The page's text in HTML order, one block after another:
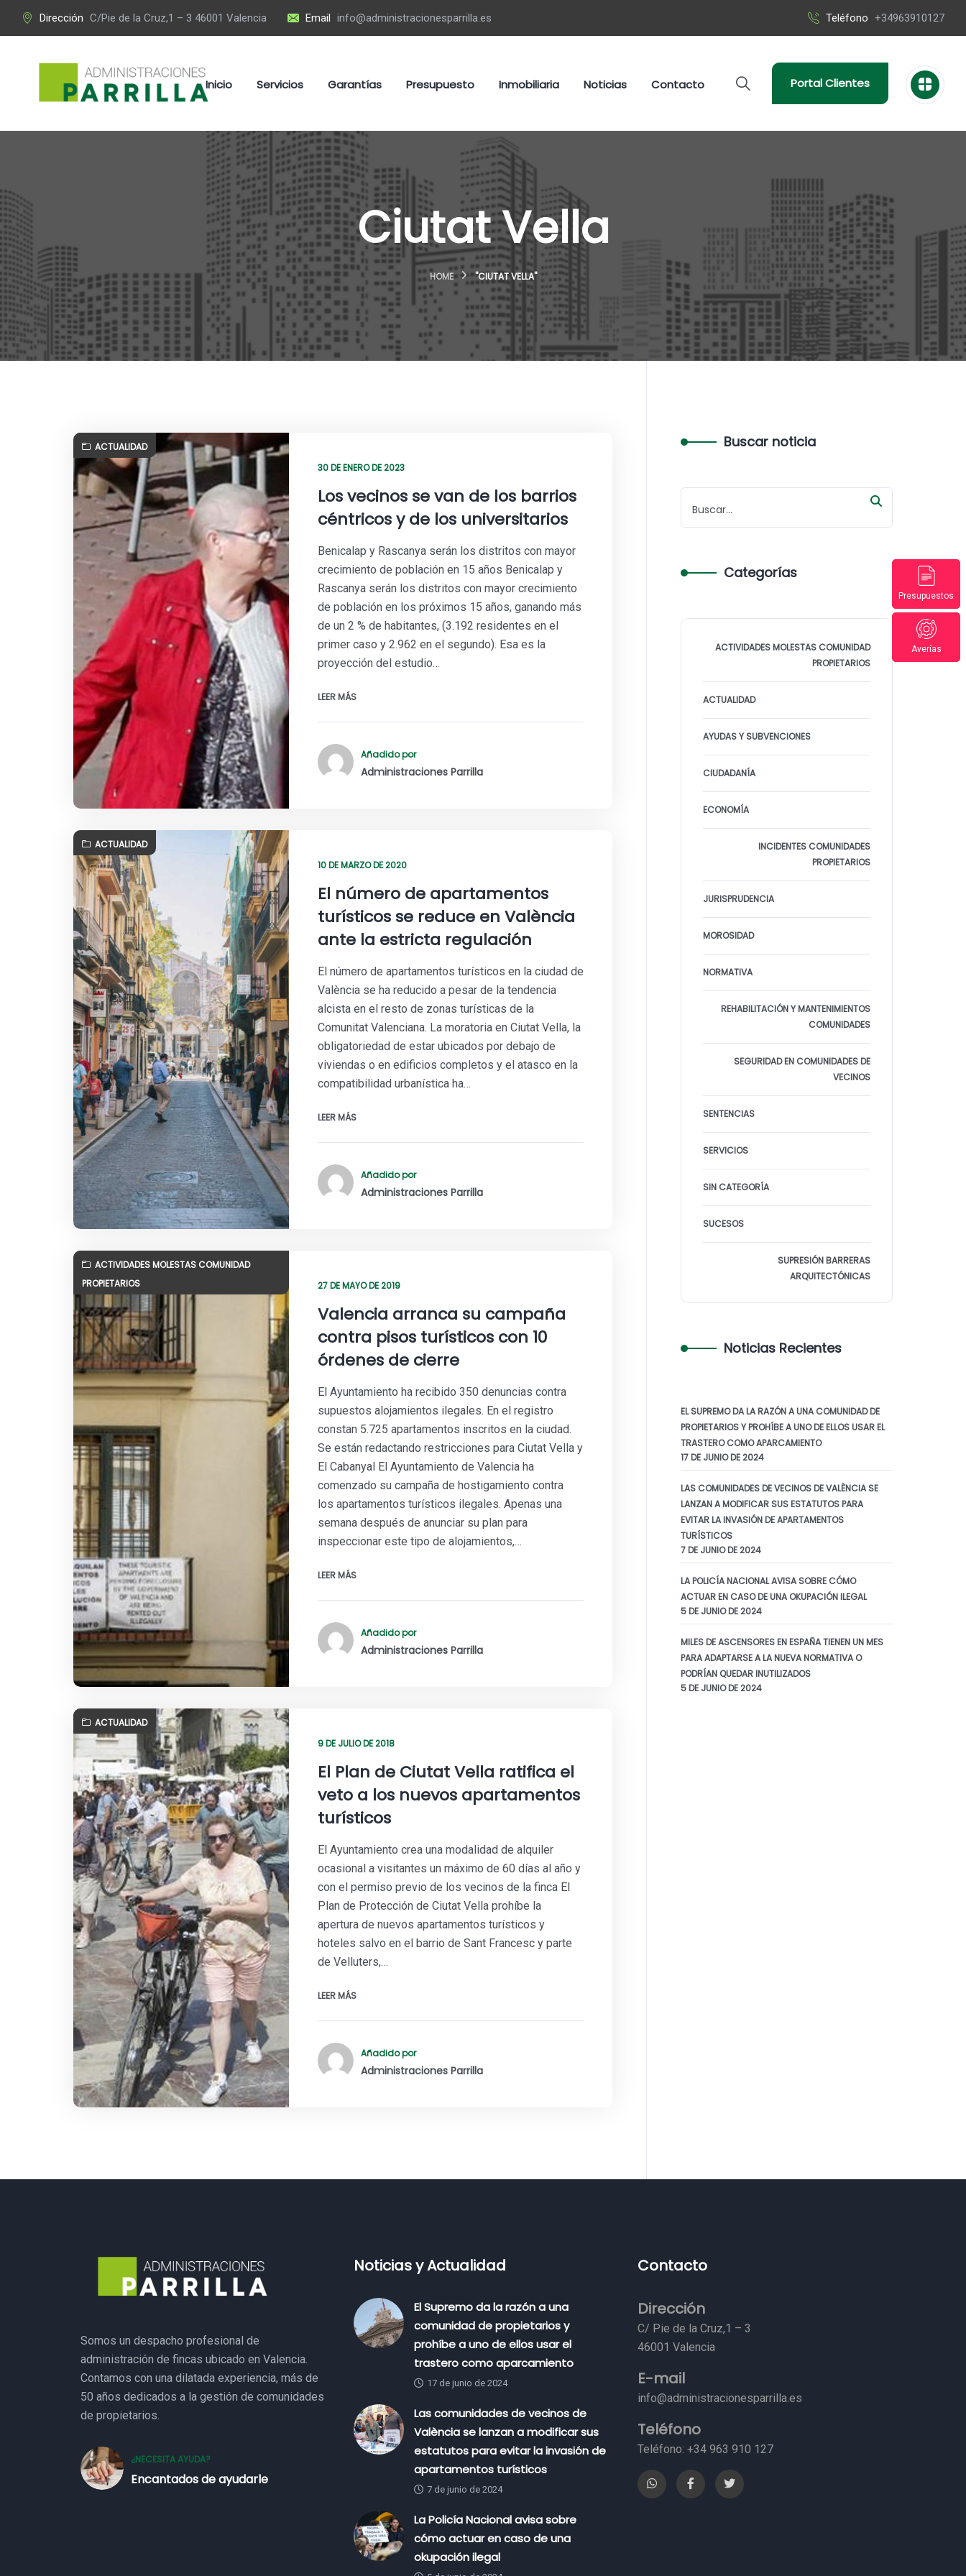
Presupuestos
Averías
Dirección C/Pie de la Cruz,1 – 3 46001 Valencia Email info@administracionesparrilla.es Teléfono +34963910127
Inicio Servicios Garantías Presupuesto Inmobiliaria Noticias Contacto Portal Clientes
Ciutat Vella
HOME "CIUTAT VELLA"
ACTUALIDAD
30 DE ENERO DE 2023
Los vecinos se van de los barrios
céntricos y de los universitarios
Benicalap y Rascanya serán los distritos con mayor
crecimiento de población en 15 años Benicalap y
Rascanya serán los distritos con mayor crecimiento
de población en los próximos 15 años, ganando más
de un 2 % de habitantes, (3.192 residentes en el
primer caso y 2.962 en el segundo). Esa es la
proyección del estudio…
LEER MÁS
Añadido por
Administraciones Parrilla
ACTUALIDAD
10 DE MARZO DE 2020
El número de apartamentos
turísticos se reduce en València
ante la estricta regulación
El número de apartamentos turísticos en la ciudad de
València se ha reducido a pesar de la tendencia
alcista en el resto de zonas turísticas de la
Comunitat Valenciana. La moratoria en Ciutat Vella, la
obligatoriedad de estar ubicados por debajo de
viviendas o en edificios completos y el atasco en la
compatibilidad urbanística ha…
LEER MÁS
Añadido por
Administraciones Parrilla
ACTIVIDADES MOLESTAS COMUNIDAD
PROPIETARIOS
27 DE MAYO DE 2019
Valencia arranca su campaña
contra pisos turísticos con 10
órdenes de cierre
El Ayuntamiento ha recibido 350 denuncias contra
supuestos alojamientos ilegales. En el registro
constan 5.725 apartamentos inscritos en la ciudad.
Se están redactando restricciones para Ciutat Vella y
El Cabanyal El Ayuntamiento de Valencia ha
comenzado su campaña de hostigamiento contra
los apartamentos turísticos ilegales. Apenas una
semana después de anunciar su plan para
inspeccionar este tipo de alojamientos,…
LEER MÁS
Añadido por
Administraciones Parrilla
ACTUALIDAD
9 DE JULIO DE 2018
El Plan de Ciutat Vella ratifica el
veto a los nuevos apartamentos
turísticos
El Ayuntamiento crea una modalidad de alquiler
ocasional a visitantes un máximo de 60 días al año y
con el permiso previo de los vecinos de la finca El
Plan de Protección de Ciutat Vella prohíbe la
apertura de nuevos apartamentos turísticos y
hoteles salvo en el barrio de Sant Francesc y parte
de Velluters,…
LEER MÁS
Añadido por
Administraciones Parrilla
Buscar noticia
Categorías
ACTIVIDADES MOLESTAS COMUNIDAD
PROPIETARIOS
ACTUALIDAD
AYUDAS Y SUBVENCIONES
CIUDADANÍA
ECONOMÍA
INCIDENTES COMUNIDADES
PROPIETARIOS
JURISPRUDENCIA
MOROSIDAD
NORMATIVA
REHABILITACIÓN Y MANTENIMIENTOS
COMUNIDADES
SEGURIDAD EN COMUNIDADES DE
VECINOS
SENTENCIAS
SERVICIOS
SIN CATEGORÍA
SUCESOS
SUPRESIÓN BARRERAS
ARQUITECTÓNICAS
Noticias Recientes
EL SUPREMO DA LA RAZÓN A UNA COMUNIDAD DE
PROPIETARIOS Y PROHÍBE A UNO DE ELLOS USAR EL
TRASTERO COMO APARCAMIENTO
17 DE JUNIO DE 2024
LAS COMUNIDADES DE VECINOS DE VALÈNCIA SE
LANZAN A MODIFICAR SUS ESTATUTOS PARA
EVITAR LA INVASIÓN DE APARTAMENTOS
TURÍSTICOS
7 DE JUNIO DE 2024
LA POLICÍA NACIONAL AVISA SOBRE CÓMO
ACTUAR EN CASO DE UNA OKUPACIÓN ILEGAL
5 DE JUNIO DE 2024
MILES DE ASCENSORES EN ESPAÑA TIENEN UN MES
PARA ADAPTARSE A LA NUEVA NORMATIVA O
PODRÍAN QUEDAR INUTILIZADOS
5 DE JUNIO DE 2024
Somos un despacho profesional de
administración de fincas ubicado en Valencia.
Contamos con una dilatada experiencia, más de
50 años dedicados a la gestión de comunidades
de propietarios.
¿NECESITA AYUDA?
Encantados de ayudarle
Noticias y Actualidad
El Supremo da la razón a una
comunidad de propietarios y
prohíbe a uno de ellos usar el
trastero como aparcamiento
17 de junio de 2024
Las comunidades de vecinos de
València se lanzan a modificar sus
estatutos para evitar la invasión de
apartamentos turísticos
7 de junio de 2024
La Policía Nacional avisa sobre
cómo actuar en caso de una
okupación ilegal
Contacto
Dirección
C/ Pie de la Cruz,1 – 3
46001 Valencia
E-mail
info@administracionesparrilla.es
Teléfono
Teléfono: +34 963 910 127